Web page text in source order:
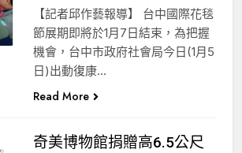
【記者邱作藝報導】 台中國際花毯
節展期即將於1月7日結束，為把握
機會，台中市政府社會局今日(1月5
日)出動復康…
Read More
奇美博物館捐贈高6.5公尺